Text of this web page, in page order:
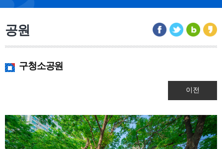
공원
구청소공원
이전